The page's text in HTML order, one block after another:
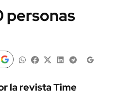
MUNDO
LIFESTYLE
personas
la revista Time